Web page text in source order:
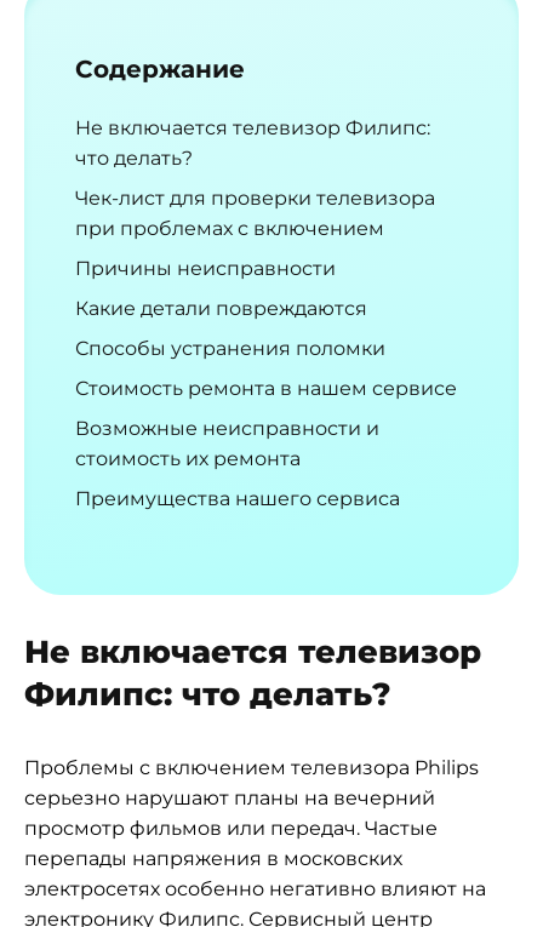
Содержание
Не включается телевизор Филипс:
что делать?
Чек-лист для проверки телевизора
при проблемах с включением
Причины неисправности
Какие детали повреждаются
Способы устранения поломки
Стоимость ремонта в нашем сервисе
Возможные неисправности и
стоимость их ремонта
Преимущества нашего сервиса
Не включается телевизор
Филипс: что делать?
Проблемы с включением телевизора Philips
серьезно нарушают планы на вечерний
просмотр фильмов или передач. Частые
перепады напряжения в московских
электросетях особенно негативно влияют на
электронику Филипс. Сервисный центр